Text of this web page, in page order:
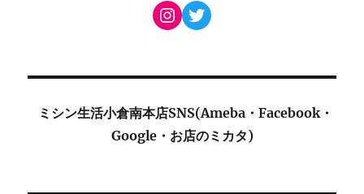
Instagram
Twitter
ミシン生活小倉南本店SNS(Ameba・Facebook・
Google・お店のミカタ)